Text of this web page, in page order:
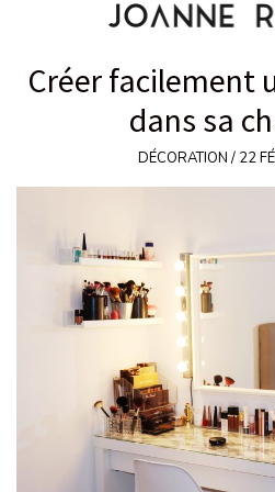
MODE
LIFESTYLE
Créer facilement
dans sa
DÉCORATION / 22